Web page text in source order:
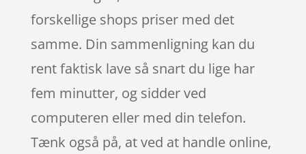
forskellige shops priser med det
samme. Din sammenligning kan du
rent faktisk lave så snart du lige har
fem minutter, og sidder ved
computeren eller med din telefon.
Tænk også på, at ved at handle online,